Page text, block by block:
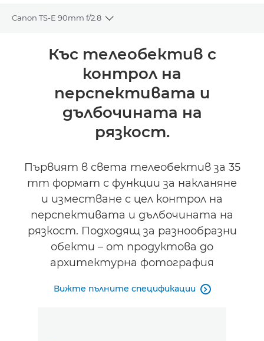
Canon TS-E 90mm f/2.8
Toggle breadcrumbs
Къс телеобектив с
контрол на
перспективата и
дълбочината на
рязкост.
Първият в света телеобектив за 35
mm формат с функции за накланяне
и изместване с цел контрол на
перспективата и дълбочината на
рязкост. Подходящ за разнообразни
обекти – от продуктова до
архитектурна фотография
Вижте пълните спецификации 